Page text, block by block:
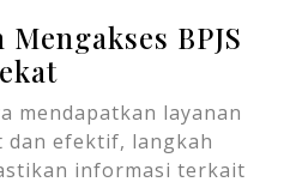
BPJS
mendapatkan layanan
dan efektif, langkah
informasi terkait